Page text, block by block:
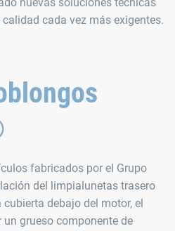
nuevas soluciones técnicas
cada vez más exigentes.
fabricados por el Grupo
del limpialunetas trasero
debajo del motor, el
grueso componente de